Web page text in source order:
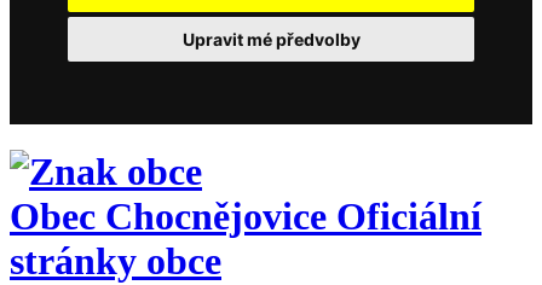
Upravit mé předvolby
Obec Chocnějovice Oficiální
stránky obce